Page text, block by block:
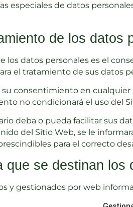
especiales de datos
de los datos
los datos personales es el
el tratamiento de sus datos
su consentimiento en
no condicionará el uso del
deba o pueda facilitar sus
del Sitio Web, se le
para el correcto
que se destinan los
y gestionados por web